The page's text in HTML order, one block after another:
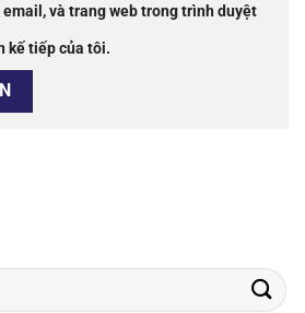
và trang web trong trình duyệt
kế tiếp của tôi.